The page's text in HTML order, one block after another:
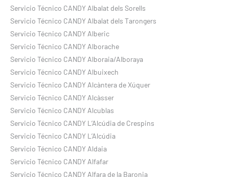
Servicio Técnico CANDY Albalat dels Sorells
Servicio Técnico CANDY Albalat dels Tarongers
Servicio Técnico CANDY Alberic
Servicio Técnico CANDY Alborache
Servicio Técnico CANDY Alboraia/Alboraya
Servicio Técnico CANDY Albuixech
Servicio Técnico CANDY Alcàntera de Xúquer
Servicio Técnico CANDY Alcàsser
Servicio Técnico CANDY Alcublas
Servicio Técnico CANDY L’Alcúdia de Crespins
Servicio Técnico CANDY L’Alcúdia
Servicio Técnico CANDY Aldaia
Servicio Técnico CANDY Alfafar
Servicio Técnico CANDY Alfara de la Baronia